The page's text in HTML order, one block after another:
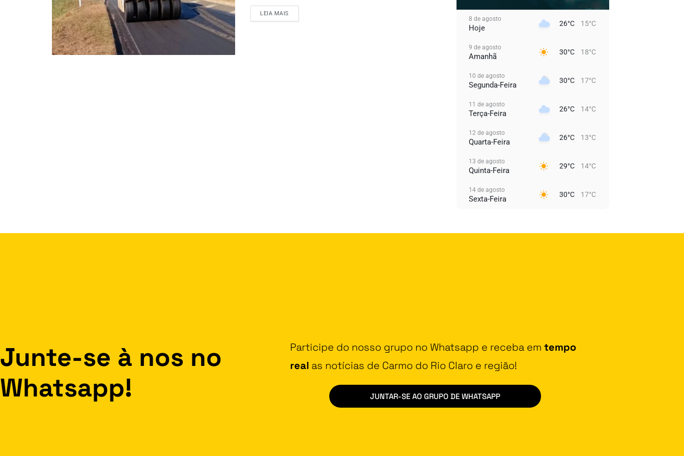
LEIA MAIS
8 de agosto
Hoje 26°C 15°C
9 de agosto
Amanhã 30°C 18°C
10 de agosto
Segunda-Feira 30°C 17°C
11 de agosto
Terça-Feira 26°C 14°C
12 de agosto
Quarta-Feira 26°C 13°C
13 de agosto
Quinta-Feira 29°C 14°C
14 de agosto
Sexta-Feira 30°C 17°C
Junte-se à nos no
Whatsapp!
Participe do nosso grupo no Whatsapp e receba em tempo
real as notícias de Carmo do Rio Claro e região!
JUNTAR-SE AO GRUPO DE WHATSAPP